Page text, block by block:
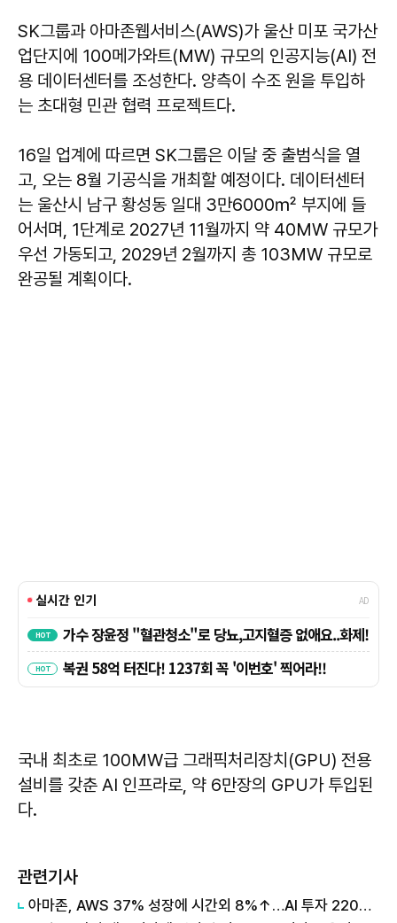
SK그룹과 아마존웹서비스(AWS)가 울산 미포 국가산
업단지에 100메가와트(MW) 규모의 인공지능(AI) 전
용 데이터센터를 조성한다. 양측이 수조 원을 투입하
는 초대형 민관 협력 프로젝트다.
16일 업계에 따르면 SK그룹은 이달 중 출범식을 열
고, 오는 8월 기공식을 개최할 예정이다. 데이터센터
는 울산시 남구 황성동 일대 3만6000㎡ 부지에 들
어서며, 1단계로 2027년 11월까지 약 40MW 규모가
우선 가동되고, 2029년 2월까지 총 103MW 규모로
완공될 계획이다.
국내 최초로 100MW급 그래픽처리장치(GPU) 전용
설비를 갖춘 AI 인프라로, 약 6만장의 GPU가 투입된
다.
관련기사
아마존, AWS 37% 성장에 시간외 8%↑…AI 투자 2200억달러로 확대